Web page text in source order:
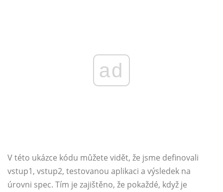
ad
V této ukázce kódu můžete vidět, že jsme definovali
vstup1, vstup2, testovanou aplikaci a výsledek na
úrovni spec. Tím je zajištěno, že pokaždé, když je